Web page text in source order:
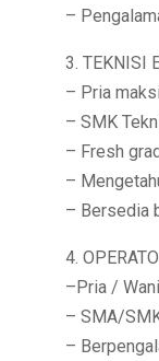
–
3. TEKNISI
– Pria
– SMK
– Fresh
–
– Bersedia
4.
–Pria /
– SMA/
–